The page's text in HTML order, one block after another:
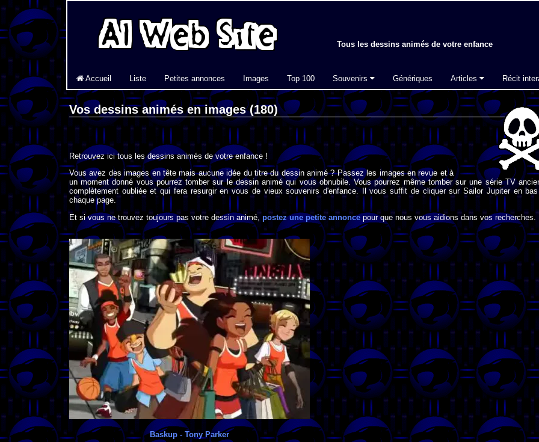
Tous les dessins animés de votre enfance
Accueil Liste Petites annonces Images Top 100 Souvenirs Génériques Articles Récit
Vos dessins animés en images (180)
Retrouvez ici tous les dessins animés de votre enfance !
Vous avez des images en tête mais aucune idée du titre du dessin animé ? Passez les images en revue et à
un moment donné vous pourrez tomber sur le dessin animé qui vous obnubile. Vous pourrez même tomber sur une série TV
complètement oubliée et qui fera resurgir en vous de vieux souvenirs d'enfance. Il vous suffit de cliquer sur Sailor Jupiter en
chaque page.
Et si vous ne trouvez toujours pas votre dessin animé, postez une petite annonce pour que nous vous aidions dans vos recherches.
Baskup - Tony Parker